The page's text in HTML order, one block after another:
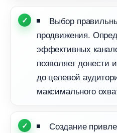
ыбор
продвижения.
эффективных
позволяет
до целевой
максимального
Создание